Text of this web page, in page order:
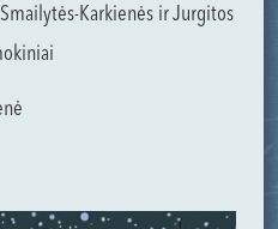
Karkienės ir Jurgitos